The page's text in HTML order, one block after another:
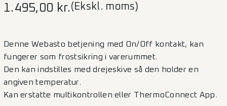
1.495,00 kr. (Ekskl. moms)
Denne Webasto betjening med On/Off kontakt, kan
fungerer som frostsikring i varerummet.
Den kan indstilles med drejeskive så den holder en
angiven temperatur.
Kan erstatte multikontrollen eller ThermoConnect App.